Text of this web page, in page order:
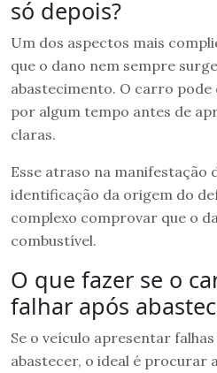
só depois?
Um dos aspectos mais
que o dano nem sempre
abastecimento. O carro
por algum tempo antes de
claras.
Esse atraso na manifestação
identificação da origem do
complexo comprovar que o
combustível.
O que fazer se o
falhar após
Se o veículo apresentar
abastecer, o ideal é procurar